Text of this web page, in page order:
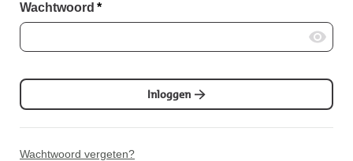
Wachtwoord *
Inloggen
Wachtwoord vergeten?